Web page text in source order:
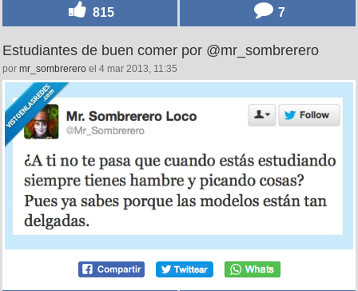
815 7
Estudiantes de buen comer por @mr_sombrerero
por mr_sombrerero el 4 mar 2013, 11:35